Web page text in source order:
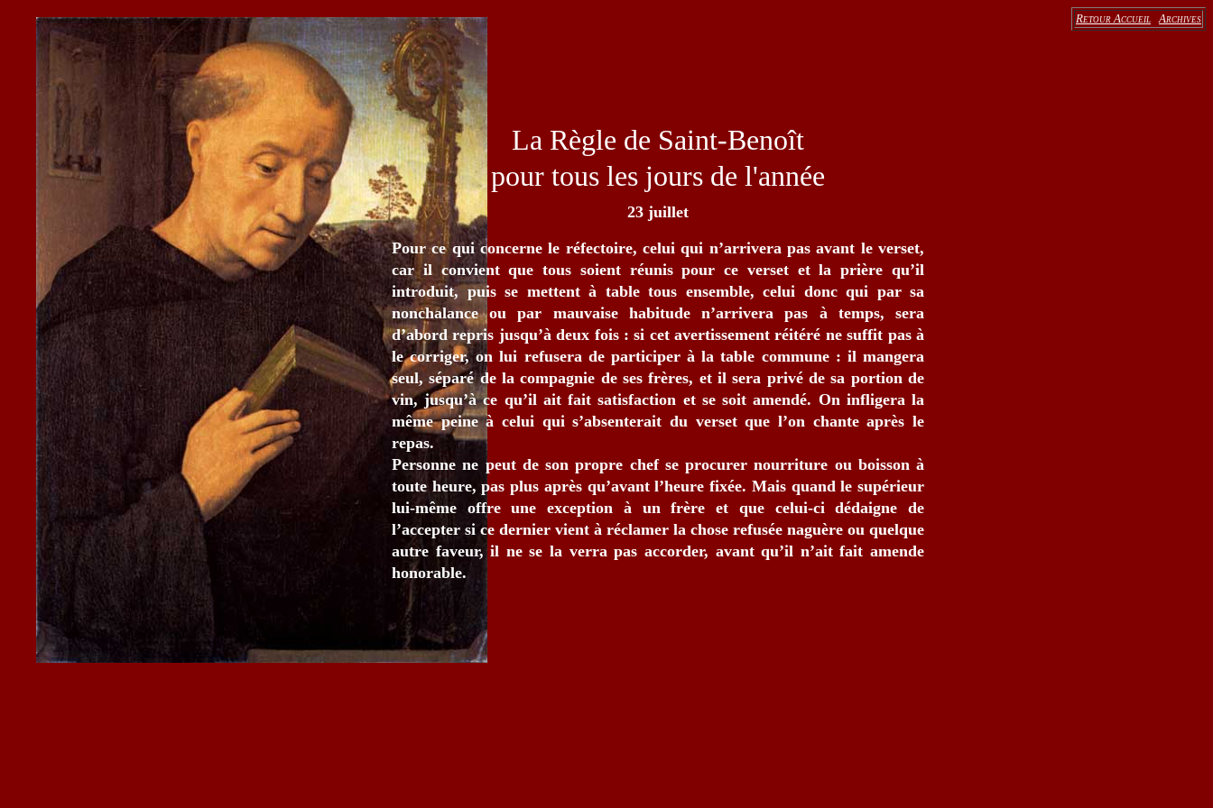
Retour Accueil Archives
La Règle de Saint-Benoît
pour tous les jours de l'année
23 juillet
Pour ce qui concerne le réfectoire, celui qui n’arrivera pas avant le verset,
car il convient que tous soient réunis pour ce verset et la prière qu’il
introduit, puis se mettent à table tous ensemble, celui donc qui par sa
nonchalance ou par mauvaise habitude n’arrivera pas à temps, sera
d’abord repris jusqu’à deux fois : si cet avertissement réitéré ne suffit pas à
le corriger, on lui refusera de participer à la table commune : il mangera
seul, séparé de la compagnie de ses frères, et il sera privé de sa portion de
vin, jusqu’à ce qu’il ait fait satisfaction et se soit amendé. On infligera la
même peine à celui qui s’absenterait du verset que l’on chante après le
repas.
Personne ne peut de son propre chef se procurer nourriture ou boisson à
toute heure, pas plus après qu’avant l’heure fixée. Mais quand le supérieur
lui-même offre une exception à un frère et que celui-ci dédaigne de
l’accepter si ce dernier vient à réclamer la chose refusée naguère ou quelque
autre faveur, il ne se la verra pas accorder, avant qu’il n’ait fait amende
honorable.